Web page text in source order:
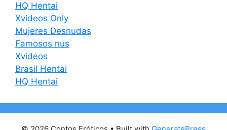
HQ Hentai
Xvideos Only
Mujeres Desnudas
Famosos nus
Xvideos
Brasil Hentai
HQ Hentai